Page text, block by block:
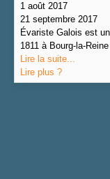
1 août 2017
21 septembre 2017
Évariste Galois est
1811 à Bourg-la-
Lire la suite...
Lire plus ?